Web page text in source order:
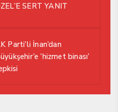
SERT YANIT
Parti’li İnan’dan
‘hizmet binası’